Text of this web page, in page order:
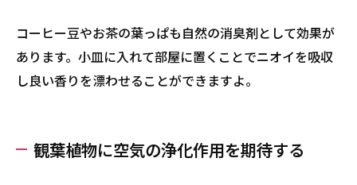
コーヒー豆やお茶の葉っぱも自然の消臭剤として効果が
あります。小皿に入れて部屋に置くことでニオイを吸収
し良い香りを漂わせることができますよ。
観葉植物に空気の浄化作用を期待する